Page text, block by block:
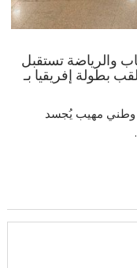
والرياضة تستقبل
بطولة إفريقيا بـ
وطني مهيب يُجسد